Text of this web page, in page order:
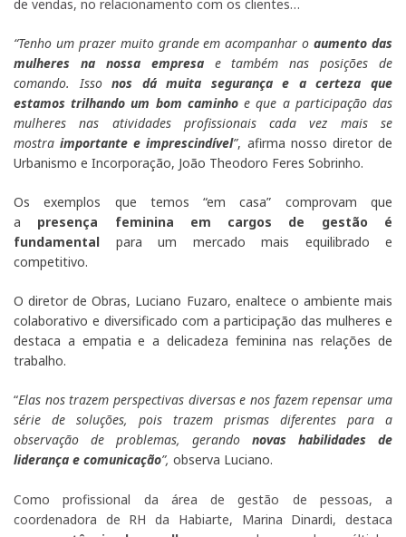
de vendas, no relacionamento com os clientes…
“Tenho um prazer muito grande em acompanhar o aumento das
mulheres na nossa empresa e também nas posições de
comando. Issonos dá muita segurança e a certeza que
estamos trilhando um bom caminhoe que a participação das
mulheres nas atividades profissionais cada vez mais se
mostraimportante e imprescindível”, afirma nosso diretor de
Urbanismo e Incorporação, João Theodoro Feres Sobrinho.
Os exemplos que temos “em casa” comprovam que
a presença feminina em cargos de gestão é
fundamental para um mercado mais equilibrado e
competitivo.
O diretor de Obras, Luciano Fuzaro, enaltece o ambiente mais
colaborativo e diversificado com a participação das mulheres e
destaca a empatia e a delicadeza feminina nas relações de
trabalho.
“Elas nos trazem perspectivas diversas e nos fazem repensar uma
série de soluções, pois trazem prismas diferentes para a
observação de problemas, gerando novas habilidades de
liderança e comunicação”, observa Luciano.
Como profissional da área de gestão de pessoas, a
coordenadora de RH da Habiarte, Marina Dinardi, destaca